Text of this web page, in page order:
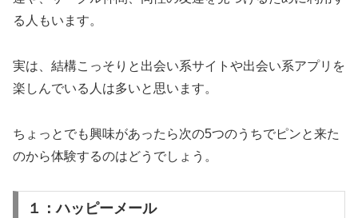
る人もいます。
実は、結構こっそりと出会い系サイトや出会い系アプリを
楽しんでいる人は多いと思います。
ちょっとでも興味があったら次の5つのうちでピンと来た
のから体験するのはどうでしょう。
１：ハッピーメール